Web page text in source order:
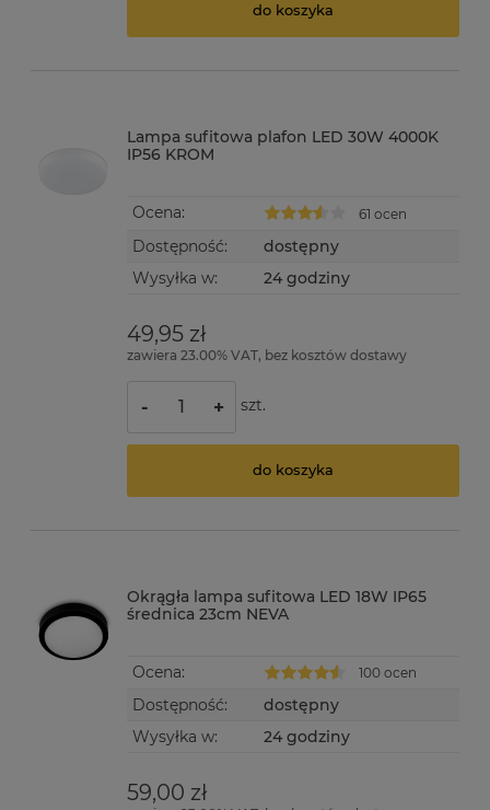
do koszyka
Lampa sufitowa plafon LED 30W 4000K
IP56 KROM
Ocena: 61 ocen
Dostępność:
dostępny
Wysyłka w:
24 godziny
49,95 zł
zawiera 23.00% VAT, bez kosztów dostawy
- + szt.
do koszyka
Okrągła lampa sufitowa LED 18W IP65
średnica 23cm NEVA
Ocena: 100 ocen
Dostępność:
dostępny
Wysyłka w:
24 godziny
59,00 zł